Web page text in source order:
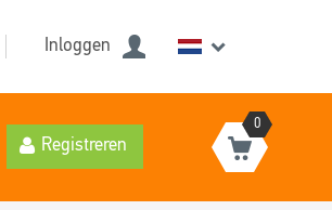
Inloggen
Registreren
0